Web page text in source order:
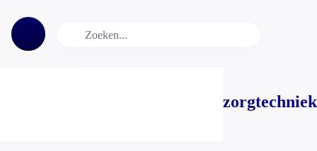
zorgtechniek